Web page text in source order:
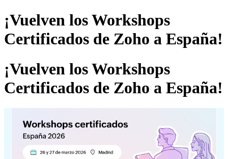
¡Vuelven los Workshops
Certificados de Zoho a España!
¡Vuelven los Workshops
Certificados de Zoho a España!